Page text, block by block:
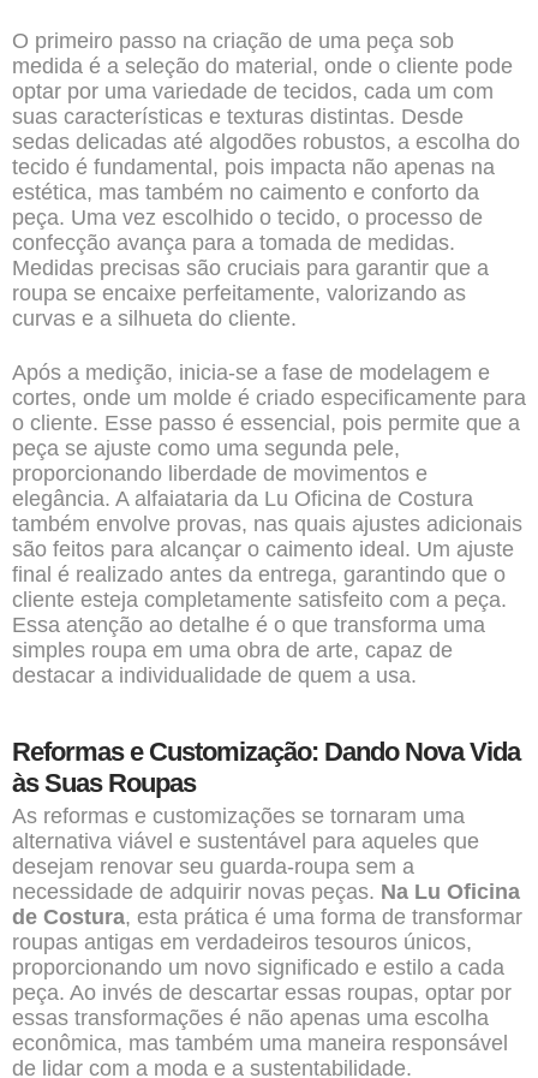
O primeiro passo na criação de uma peça sob
medida é a seleção do material, onde o cliente pode
optar por uma variedade de tecidos, cada um com
suas características e texturas distintas. Desde
sedas delicadas até algodões robustos, a escolha do
tecido é fundamental, pois impacta não apenas na
estética, mas também no caimento e conforto da
peça. Uma vez escolhido o tecido, o processo de
confecção avança para a tomada de medidas.
Medidas precisas são cruciais para garantir que a
roupa se encaixe perfeitamente, valorizando as
curvas e a silhueta do cliente.
Após a medição, inicia-se a fase de modelagem e
cortes, onde um molde é criado especificamente para
o cliente. Esse passo é essencial, pois permite que a
peça se ajuste como uma segunda pele,
proporcionando liberdade de movimentos e
elegância. A alfaiataria da Lu Oficina de Costura
também envolve provas, nas quais ajustes adicionais
são feitos para alcançar o caimento ideal. Um ajuste
final é realizado antes da entrega, garantindo que o
cliente esteja completamente satisfeito com a peça.
Essa atenção ao detalhe é o que transforma uma
simples roupa em uma obra de arte, capaz de
destacar a individualidade de quem a usa.
Reformas e Customização: Dando Nova Vida
às Suas Roupas
As reformas e customizações se tornaram uma
alternativa viável e sustentável para aqueles que
desejam renovar seu guarda-roupa sem a
necessidade de adquirir novas peças. Na Lu Oficina
de Costura, esta prática é uma forma de transformar
roupas antigas em verdadeiros tesouros únicos,
proporcionando um novo significado e estilo a cada
peça. Ao invés de descartar essas roupas, optar por
essas transformações é não apenas uma escolha
econômica, mas também uma maneira responsável
de lidar com a moda e a sustentabilidade.